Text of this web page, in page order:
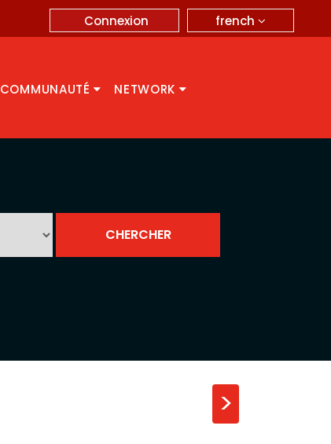
french
Connexion
COMMUNAUTÉ NETWORK
>